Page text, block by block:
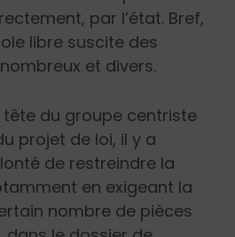
par l’état. Bref,
libre suscite des
et divers.
tête du groupe centriste
projet de loi, il y a
de restreindre la
en exigeant la
nombre de pièces